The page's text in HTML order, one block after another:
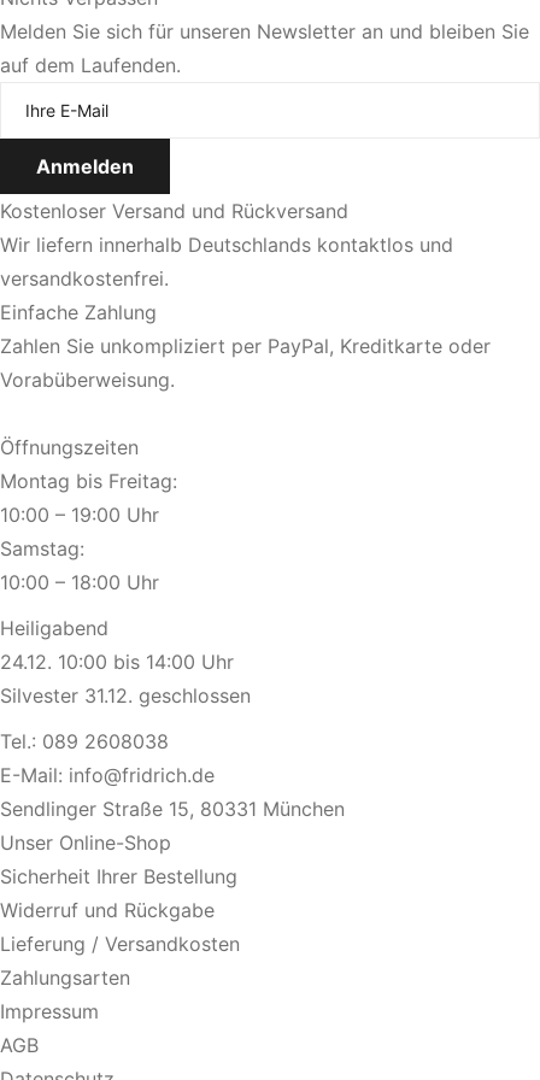
Jetzt Termin vereinbaren
Melden Sie sich für unseren Newsletter an und bleiben Sie
auf dem Laufenden.
Kostenloser Versand und Rückversand
Wir liefern innerhalb Deutschlands kontaktlos und
versandkostenfrei.
Einfache Zahlung
Zahlen Sie unkompliziert per PayPal, Kreditkarte oder
Vorabüberweisung.
Öffnungszeiten
Montag bis Freitag:
10:00 – 19:00 Uhr
Samstag:
10:00 – 18:00 Uhr
Heiligabend
24.12. 10:00 bis 14:00 Uhr
Silvester 31.12. geschlossen
Tel.: 089 2608038
E-Mail: info@fridrich.de
Sendlinger Straße 15, 80331 München
Unser Online-Shop
Sicherheit Ihrer Bestellung
Widerruf und Rückgabe
Lieferung / Versandkosten
Zahlungsarten
Impressum
AGB